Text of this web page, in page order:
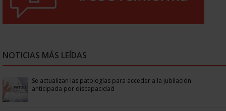
NOTICIAS MÁS LEÍDAS
Se actualizan las patologías para acceder a la jubilación
anticipada por discapacidad